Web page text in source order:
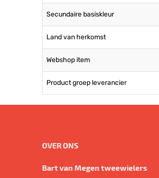
Secundaire basiskleur
Land van herkomst
Webshop item
Product groep leverancier
OVER ONS
Bart van Megen tweewielers